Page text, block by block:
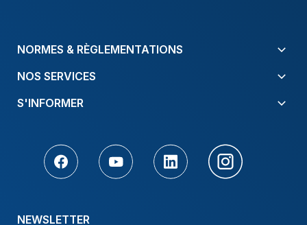
NORMES & RÈGLEMENTATIONS
NOS SERVICES
S'INFORMER
NEWSLETTER